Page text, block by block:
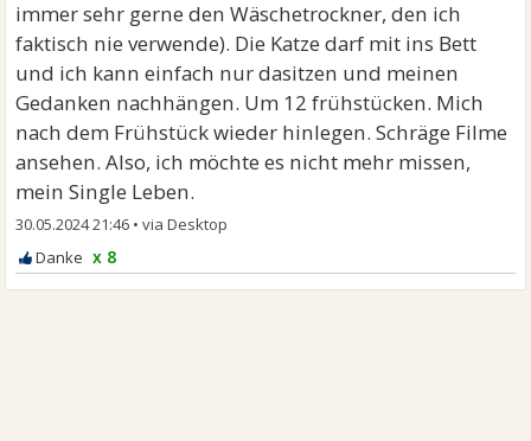
immer sehr gerne den Wäschetrockner, den ich
faktisch nie verwende). Die Katze darf mit ins Bett
und ich kann einfach nur dasitzen und meinen
Gedanken nachhängen. Um 12 frühstücken. Mich
nach dem Frühstück wieder hinlegen. Schräge Filme
ansehen. Also, ich möchte es nicht mehr missen,
mein Single Leben.
30.05.2024 21:46 •
x 8